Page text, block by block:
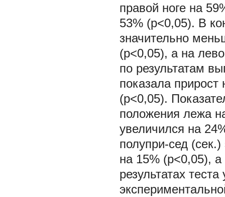
правой ноге на
53% (р<0,05). В
значительно
(р<0,05), а на
по результатам
показала прирост
(р<0,05).
положения лежа
увеличился на
полупри-сед
на 15% (р<0,05),
результатах